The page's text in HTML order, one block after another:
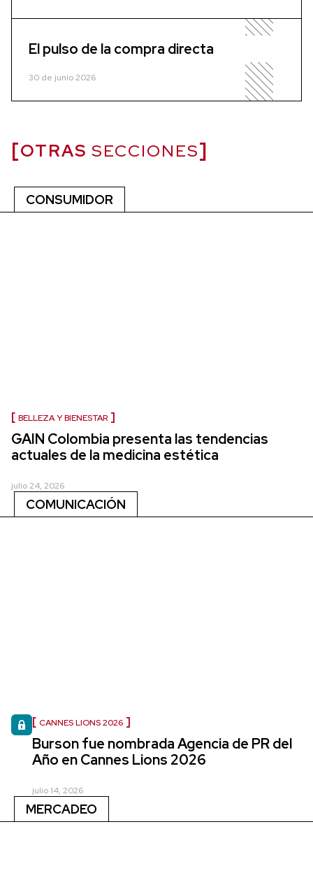
El pulso de la compra directa
30 de junio 2026
OTRAS SECCIONES
CONSUMIDOR
BELLEZA Y BIENESTAR
GAIN Colombia presenta las tendencias
actuales de la medicina estética
julio 24, 2026
COMUNICACIÓN
CANNES LIONS 2026
Burson fue nombrada Agencia de PR del
Año en Cannes Lions 2026
julio 14, 2026
MERCADEO